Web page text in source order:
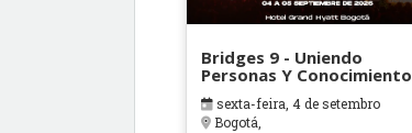
Bridges 9 - Uniendo
Personas Y Conocimiento
sexta-feira, 4 de setembro
Bogotá,